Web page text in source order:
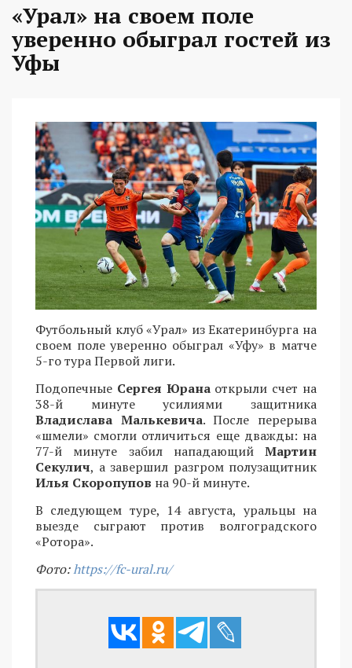
«Урал» на своем поле
уверенно обыграл гостей из
Уфы
Футбольный клуб «Урал» из Екатеринбурга на
своем поле уверенно обыграл «Уфу» в матче
5-го тура Первой лиги.
Подопечные Сергея Юрана открыли счет на
38-й минуте усилиями защитника
Владислава Малькевича. После перерыва
«шмели» смогли отличиться еще дважды: на
77-й минуте забил нападающий Мартин
Секулич, а завершил разгром полузащитник
Илья Скоропупов на 90-й минуте.
В следующем туре, 14 августа, уральцы на
выезде сыграют против волгоградского
«Ротора».
Фото:https://fc-ural.ru/